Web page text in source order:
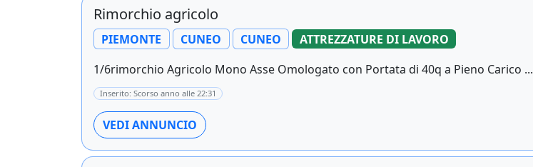
Rimorchio agricolo
PIEMONTE CUNEO CUNEO
ATTREZZATURE DI LAVORO
1/6rimorchio Agricolo Mono Asse Omologato con Portata di 40q a Pieno Carico ...
Inserito: Scorso anno alle 22:31
VEDI ANNUNCIO